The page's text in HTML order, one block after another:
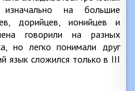
изначально на большие
дорийцев, ионийцев и
говорили на разных
но легко понимали друг
язык сложился только в III